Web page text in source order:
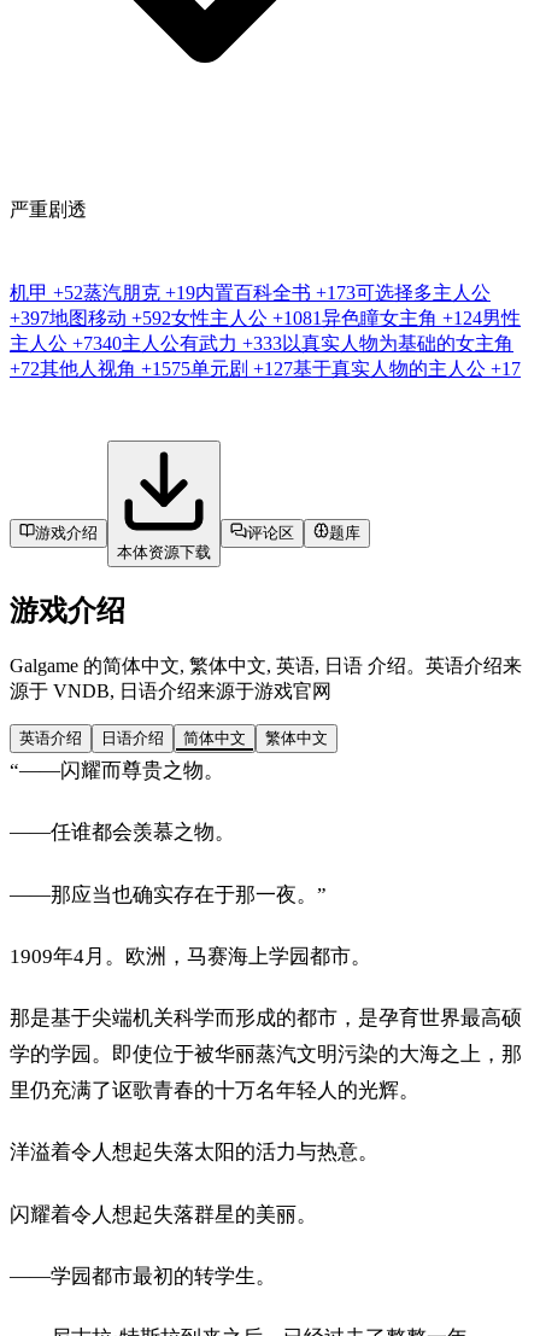
严重剧透
机甲 +52蒸汽朋克 +19内置百科全书 +173可选择多主人公
+397地图移动 +592女性主人公 +1081异色瞳女主角 +124男性
主人公 +7340主人公有武力 +333以真实人物为基础的女主角
+72其他人视角 +1575单元剧 +127基于真实人物的主人公 +17
游戏介绍
本体资源下载
评论区 题库
游戏介绍
Galgame 的简体中文, 繁体中文, 英语, 日语 介绍。英语介绍来
源于 VNDB, 日语介绍来源于游戏官网
英语介绍 日语介绍 简体中文 繁体中文
“——闪耀而尊贵之物。
——任谁都会羡慕之物。
——那应当也确实存在于那一夜。”
1909年4月。欧洲，马赛海上学园都市。
那是基于尖端机关科学而形成的都市，是孕育世界最高硕
学的学园。即使位于被华丽蒸汽文明污染的大海之上，那
里仍充满了讴歌青春的十万名年轻人的光辉。
洋溢着令人想起失落太阳的活力与热意。
闪耀着令人想起失落群星的美丽。
——学园都市最初的转学生。